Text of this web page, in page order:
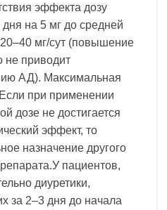
эффекта дозу
на 5 мг до средней
мг/сут (повышение
не приводит
АД). Максимальная
при применении
дозе не достигается
эффект, то
назначение другого
пациентов,
диуретики,
за 2–3 дня до начала